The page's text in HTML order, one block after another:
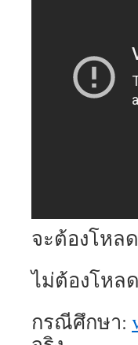
จะต้องโหล
ไม่ต้องโหล
กรณีศึกษา: